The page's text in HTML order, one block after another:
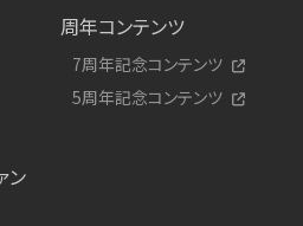
周年コンテンツ
7周年記念コンテンツ
5周年記念コンテンツ
ン